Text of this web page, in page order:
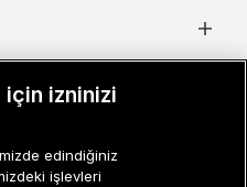
için izninizi
edindiğiniz
işlevleri